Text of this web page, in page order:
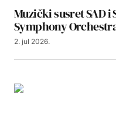
Muzički susret SAD
Symphony
2. jul 2026.